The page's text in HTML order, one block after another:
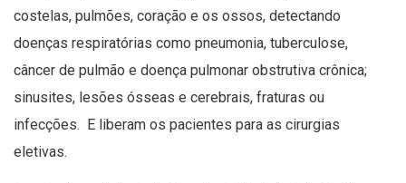
costelas, pulmões, coração e os ossos, detectando
doenças respiratórias como pneumonia, tuberculose,
câncer de pulmão e doença pulmonar obstrutiva crônica;
sinusites, lesões ósseas e cerebrais, fraturas ou
infecções. E liberam os pacientes para as cirurgias
eletivas.